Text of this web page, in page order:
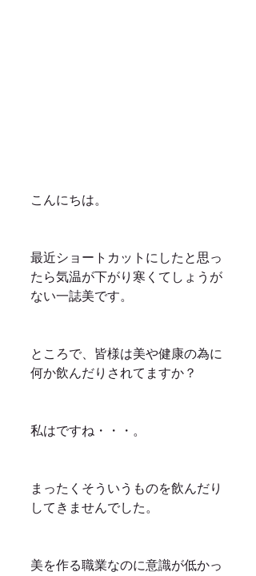
こんにちは。
最近ショートカットにしたと思っ
たら気温が下がり寒くてしょうが
ない一誌美です。
ところで、皆様は美や健康の為に
何か飲んだりされてますか？
私はですね・・・。
まったくそういうものを飲んだり
してきませんでした。
美を作る職業なのに意識が低かっ